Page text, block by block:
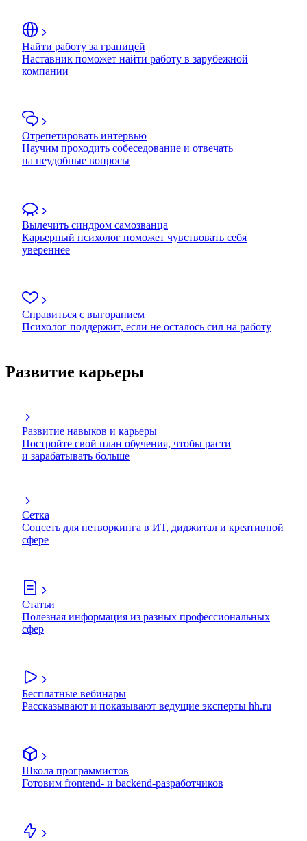
Найти работу за границей
Наставник поможет найти работу в зарубежной
компании
Отрепетировать интервью
Научим проходить собеседование и отвечать
на неудобные вопросы
Вылечить синдром самозванца
Карьерный психолог поможет чувствовать себя
увереннее
Справиться с выгоранием
Психолог поддержит, если не осталось сил на работу
Развитие карьеры
Развитие навыков и карьеры
Постройте свой план обучения, чтобы расти
и зарабатывать больше
Сетка
Соцсеть для нетворкинга в ИТ, диджитал и креативной
сфере
Статьи
Полезная информация из разных профессиональных
сфер
Бесплатные вебинары
Рассказывают и показывают ведущие эксперты hh.ru
Школа программистов
Готовим frontend- и backend-разработчиков